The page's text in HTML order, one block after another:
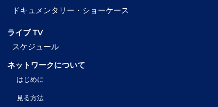
ドキュメンタリー・ショーケース
ライブ TV
スケジュール
ネットワークについて
はじめに
見る方法